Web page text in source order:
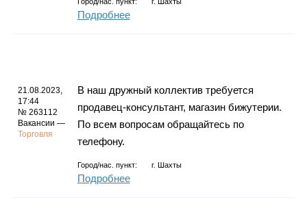
Подробнее
21.08.2023,
17:44
№ 263112
Вакансии —
Торговля
В наш дружный коллектив требуется
продавец-консультант, магазин бижутерии.
По всем вопросам обращайтесь по
телефону.
Город/нас. пункт: г. Шахты
Подробнее